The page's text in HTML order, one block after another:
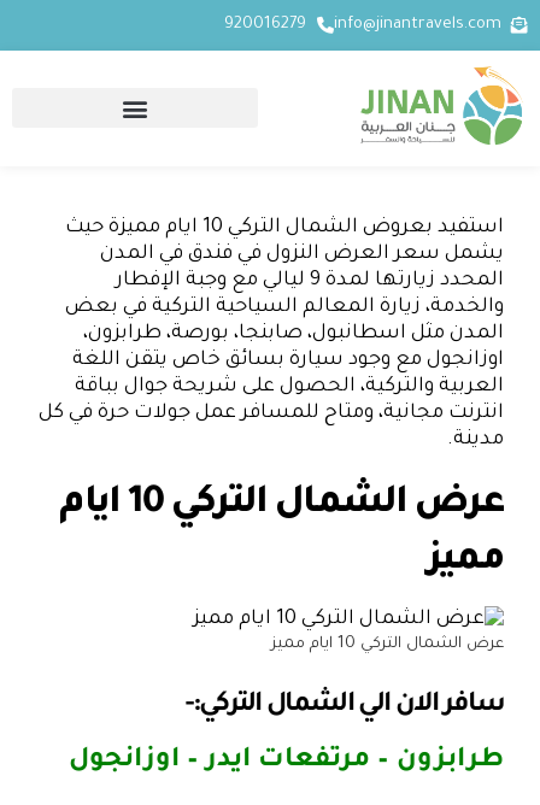
info@jinantravels.com
920016279
استفيد بعروض الشمال التركي
10 ايام مميزة حيث
يشمل سعر العرض النزول في فندق في المدن
المحدد زيارتها لمدة 9 ليالي مع وجبة الإفطار
والخدمة، زيارة المعالم السياحية التركية في بعض
المدن مثل اسطانبول، صابنجا، بورصة، طرابزون،
اوزانجول مع وجود سيارة بسائق خاص يتقن اللغة
العربية والتركية، الحصول على شريحة جوال بباقة
انترنت مجانية، ومتاح للمسافر عمل جولات حرة في كل
مدينة.
عرض الشمال التركي 10 ايام
مميز
عرض الشمال التركي 10 ايام مميز
سافر الان اليالشمال التركي:-
طرابزون – مرتفعات ايدر – اوزانجول